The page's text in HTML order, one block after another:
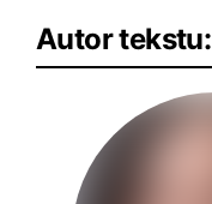
Autor tekstu: